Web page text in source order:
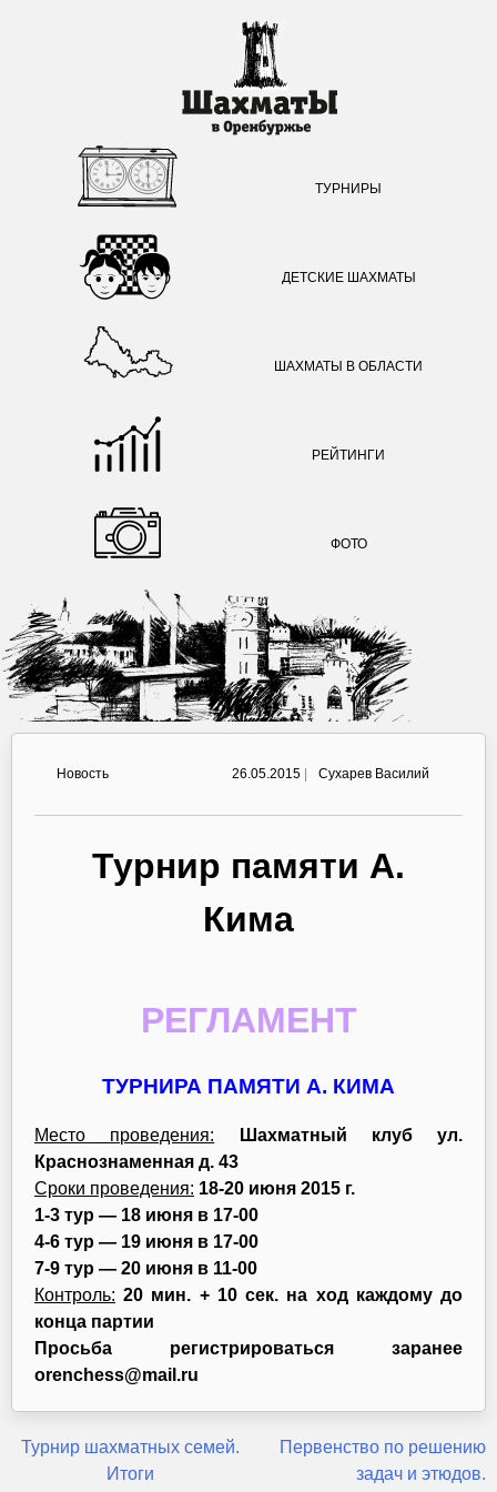
ТУРНИРЫ
ДЕТСКИЕ ШАХМАТЫ
ШАХМАТЫ В ОБЛАСТИ
РЕЙТИНГИ
ФОТО
Новость 26.05.2015 Сухарев Василий
Турнир памяти А.
Кима
РЕГЛАМЕНТ
ТУРНИРА ПАМЯТИ А. КИМА
Место проведения:
Шахматный клуб ул.
Краснознаменная д. 43
Сроки проведения: 18-20 июня 2015 г.
1-3 тур — 18 июня в 17-00
4-6 тур — 19 июня в 17-00
7-9 тур — 20 июня в 11-00
Контроль: 20 мин. + 10 сек. на ход каждому до
конца партии
Просьба регистрироваться заранее
orenchess@mail.ru
Навигация
Турнир шахматных семей.
Итоги
Первенство по решению
задач и этюдов.